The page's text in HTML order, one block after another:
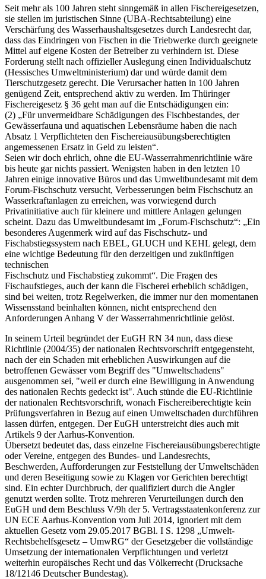
Seit mehr als 100 Jahren steht sinngemäß in allen Fischereigesetzen,
sie stellen im juristischen Sinne (UBA-Rechtsabteilung) eine
Verschärfung des Wasserhaushaltsgesetzes durch Landesrecht dar,
dass das Eindringen von Fischen in die Triebwerke durch geeignete
Mittel auf eigene Kosten der Betreiber zu verhindern ist. Diese
Forderung stellt nach offizieller Auslegung einen Individualschutz
(Hessisches Umweltministerium) dar und würde damit dem
Tierschutzgesetz gerecht. Die Verursacher hatten in 100 Jahren
genügend Zeit, entsprechend aktiv zu werden. Im Thüringer
Fischereigesetz § 36 geht man auf die Entschädigungen ein:
(2) „Für unvermeidbare Schädigungen des Fischbestandes, der
Gewässerfauna und aquatischen Lebensräume haben die nach
Absatz 1 Verpflichteten den Fischereiausübungsberechtigten
angemessenen Ersatz in Geld zu leisten“.
Seien wir doch ehrlich, ohne die EU-Wasserrahmenrichtlinie wäre
bis heute gar nichts passiert. Wenigsten haben in den letzten 10
Jahren einige innovative Büros und das Umweltbundesamt mit dem
Forum-Fischschutz versucht, Verbesserungen beim Fischschutz an
Wasserkraftanlagen zu erreichen, was vorwiegend durch
Privatinitiative auch für kleinere und mittlere Anlagen gelungen
scheint. Dazu das Umweltbundesamt im „Forum-Fischschutz“: „Ein
besonderes Augenmerk wird auf das Fischschutz- und
Fischabstiegssystem nach EBEL, GLUCH und KEHL gelegt, dem
eine wichtige Bedeutung für den derzeitigen und zukünftigen
technischen
Fischschutz und Fischabstieg zukommt“. Die Fragen des
Fischaufstieges, auch der kann die Fischerei erheblich schädigen,
sind bei weiten, trotz Regelwerken, die immer nur den momentanen
Wissensstand beinhalten können, nicht entsprechend den
Anforderungen Anhang V der Wasserrahmenrichtlinie gelöst.
In seinem Urteil begründet der EuGH RN 34 nun, dass diese
Richtlinie (2004/35) der nationalen Rechtsvorschrift entgegensteht,
nach der ein Schaden mit erheblichen Auswirkungen auf die
betroffenen Gewässer vom Begriff des "Umweltschadens"
ausgenommen sei, "weil er durch eine Bewilligung in Anwendung
des nationalen Rechts gedeckt ist". Auch stünde die EU-Richtlinie
der nationalen Rechtsvorschrift, wonach Fischereiberechtigte kein
Prüfungsverfahren in Bezug auf einen Umweltschaden durchführen
lassen dürfen, entgegen. Der EuGH unterstreicht dies auch mit
Artikels 9 der Aarhus-Konvention.
Übersetzt bedeutet das, dass einzelne Fischereiausübungsberechtigte
oder Vereine, entgegen des Bundes- und Landesrechts,
Beschwerden, Aufforderungen zur Feststellung der Umweltschäden
und deren Beseitigung sowie zu Klagen vor Gerichten berechtigt
sind. Ein echter Durchbruch, der qualifiziert durch die Angler
genutzt werden sollte. Trotz mehreren Verurteilungen durch den
EuGH und dem Beschluss V/9h der 5. Vertragsstaatenkonferenz zur
UN ECE Aarhus-Konvention vom Juli 2014, ignoriert mit dem
aktuellen Gesetz vom 29.05.2017 BGBl. I S. 1298 „Umwelt-
Rechtsbehelfsgesetz – UmwRG“ der Gesetzgeber die vollständige
Umsetzung der internationalen Verpflichtungen und verletzt
weiterhin europäisches Recht und das Völkerrecht (Drucksache
18/12146 Deutscher Bundestag).